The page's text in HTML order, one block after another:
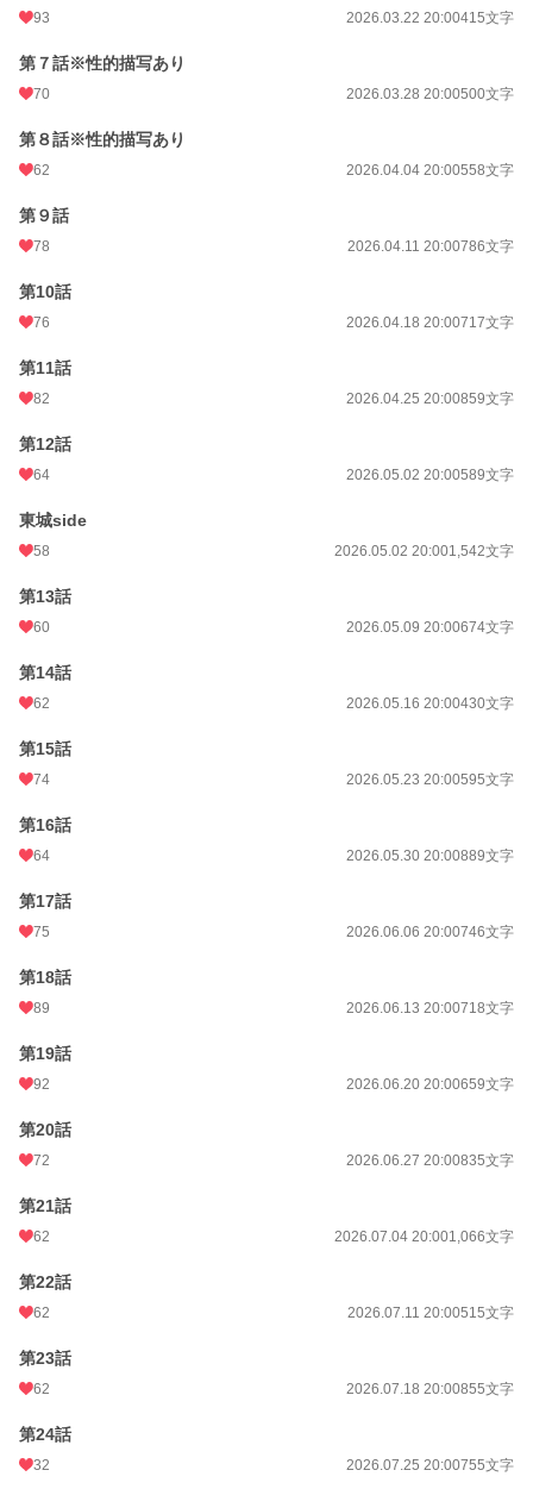
更新日時
初回公開日時 2026.03.22 20:00
週間ポイント
月間ポイント 15,804 pt (2,916 位)
年間ポイント
累計ポイント
93 2026.03.22 20:00415文字
第７話※性的描写あり
70 2026.03.28 20:00500文字
第８話※性的描写あり
62 2026.04.04 20:00558文字
第９話
78 2026.04.11 20:00786文字
第10話
76 2026.04.18 20:00717文字
第11話
82 2026.04.25 20:00859文字
第12話
64 2026.05.02 20:00589文字
東城side
58 2026.05.02 20:001,542文字
第13話
60 2026.05.09 20:00674文字
第14話
62 2026.05.16 20:00430文字
第15話
74 2026.05.23 20:00595文字
第16話
64 2026.05.30 20:00889文字
第17話
75 2026.06.06 20:00746文字
第18話
89 2026.06.13 20:00718文字
第19話
92 2026.06.20 20:00659文字
第20話
72 2026.06.27 20:00835文字
第21話
62 2026.07.04 20:001,066文字
第22話
62 2026.07.11 20:00515文字
第23話
62 2026.07.18 20:00855文字
第24話
32 2026.07.25 20:00755文字